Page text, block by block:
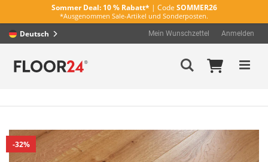
Sommer Deal: 10 % Rabatt* | Code SOMMER26
*Ausgenommen Sale-Artikel und Sonderposten.
Mein
Mein Wunschzettel Anmelden
Suche
Zum
Ende
32%
Deutsch